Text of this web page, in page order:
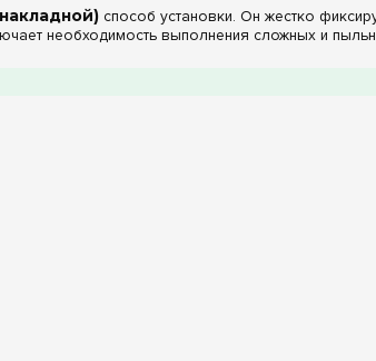
способ установки. Он жестко
необходимость выполнения сложных и
установленного оборудования